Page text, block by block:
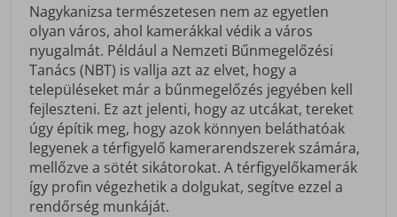
Nagykanizsa természetesen nem az egyetlen
olyan város, ahol kamerákkal védik a város
nyugalmát. Például a Nemzeti Bűnmegelőzési
Tanács (NBT) is vallja azt az elvet, hogy a
településeket már a bűnmegelőzés jegyében kell
fejleszteni. Ez azt jelenti, hogy az utcákat, tereket
úgy építik meg, hogy azok könnyen beláthatóak
legyenek a térfigyelő kamerarendszerek számára,
mellőzve a sötét sikátorokat. A térfigyelőkamerák
így profin végezhetik a dolgukat, segítve ezzel a
rendőrség munkáját.